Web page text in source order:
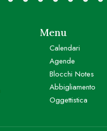
Menu
Calendari
Agende
Blocchi Notes
Abbigliamento
Oggettistica